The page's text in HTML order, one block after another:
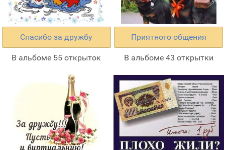
Спасибо за дружбу
В альбоме 55 открыток
Приятного общения
В альбоме 43 открытки